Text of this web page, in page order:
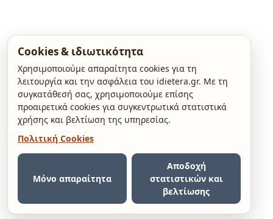
Cookies & ιδιωτικότητα
Χρησιμοποιούμε απαραίτητα cookies για τη
λειτουργία και την ασφάλεια του idietera.gr. Με τη
συγκατάθεσή σας, χρησιμοποιούμε επίσης
προαιρετικά cookies για συγκεντρωτικά στατιστικά
χρήσης και βελτίωση της υπηρεσίας.
Πολιτική Cookies
Μόνο απαραίτητα
Αποδοχή
στατιστικών και
βελτίωσης